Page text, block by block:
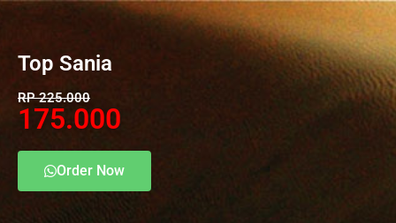
Top Sania
RP 225.000
175.000
Order Now